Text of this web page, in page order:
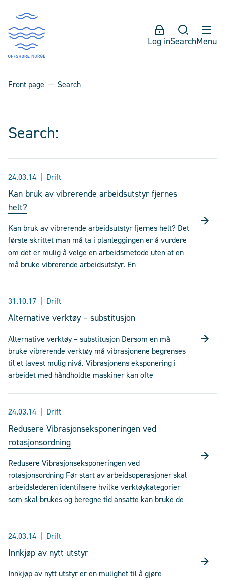
Log inSearchMenu
Front page Search
Search:
24.03.14 Drift
Kan bruk av vibrerende arbeidsutstyr fjernes
helt?
Kan bruk av vibrerende arbeidsutstyr fjernes helt? Det
første skrittet man må ta i planleggingen er å vurdere
om det er mulig å velge en arbeidsmetode uten at en
må bruke vibrerende arbeidsutstyr. En
31.10.17 Drift
Alternative verktøy – substitusjon
Alternative verktøy – substitusjon Dersom en må
bruke vibrerende verktøy må vibrasjonene begrenses
til et lavest mulig nivå. Vibrasjonens eksponering i
arbeidet med håndholdte maskiner kan ofte
24.03.14 Drift
Redusere Vibrasjonseksponeringen ved
rotasjonsordning
Redusere Vibrasjonseksponeringen ved
rotasjonsordning Før start av arbeidsoperasjoner skal
arbeidslederen identifisere hvilke verktøykategorier
som skal brukes og beregne tid ansatte kan bruke de
24.03.14 Drift
Innkjøp av nytt utstyr
Innkjøp av nytt utstyr er en mulighet til å gjøre